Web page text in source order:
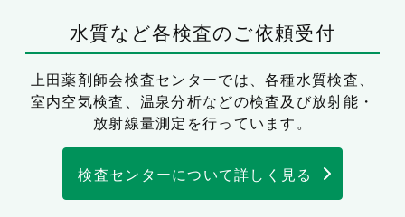
水質など各検査のご依頼受付
上田薬剤師会検査センターでは、各種水質検査、
室内空気検査、温泉分析などの検査及び放射能・
放射線量測定を行っています。
検査センターについて詳しく見る